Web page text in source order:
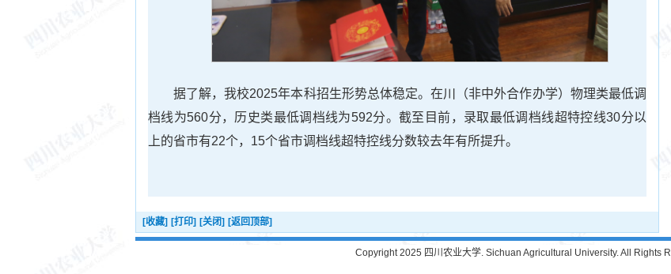
据了解，我校2025年本科招生形势总体稳定。在川（非中外合作办学）物理类最低调
档线为560分，历史类最低调档线为592分。截至目前，录取最低调档线超特控线30分以
上的省市有22个，15个省市调档线超特控线分数较去年有所提升。
[收藏] [打印] [关闭] [返回顶部]
Copyright 2025 四川农业大学. Sichuan Agricultural University. All Rights